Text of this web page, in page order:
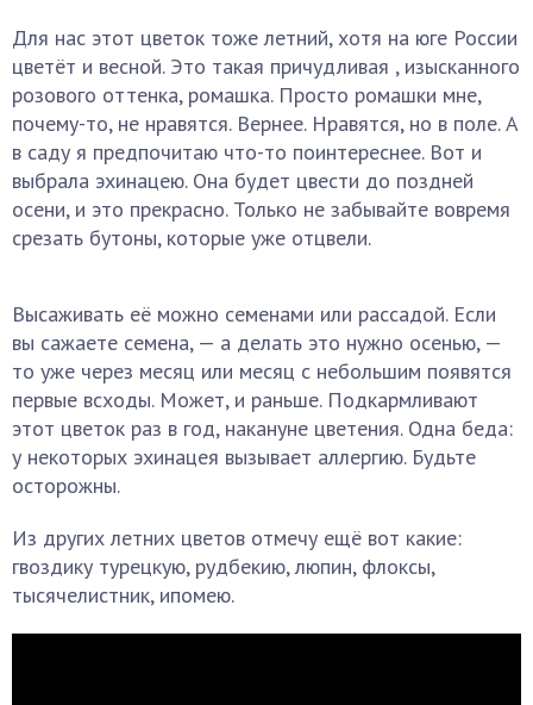
Для нас этот цветок тоже летний, хотя на юге России
цветёт и весной. Это такая причудливая , изысканного
розового оттенка, ромашка. Просто ромашки мне,
почему-то, не нравятся. Вернее. Нравятся, но в поле. А
в саду я предпочитаю что-то поинтереснее. Вот и
выбрала эхинацею. Она будет цвести до поздней
осени, и это прекрасно. Только не забывайте вовремя
срезать бутоны, которые уже отцвели.
Высаживать её можно семенами или рассадой. Если
вы сажаете семена, — а делать это нужно осенью, —
то уже через месяц или месяц с небольшим появятся
первые всходы. Может, и раньше. Подкармливают
этот цветок раз в год, накануне цветения. Одна беда:
у некоторых эхинацея вызывает аллергию. Будьте
осторожны.
Из других летних цветов отмечу ещё вот какие:
гвоздику турецкую, рудбекию, люпин, флоксы,
тысячелистник, ипомею.